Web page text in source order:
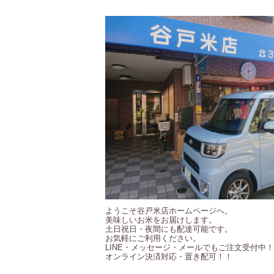
ようこそ谷戸米店ホームページへ。
美味しいお米をお届けします。
土日祝日・夜間にも配達可能です。
お気軽にご利用ください。
LINE・メッセージ・メールでもご注文受付中
オンライン決済対応・置き配可！！